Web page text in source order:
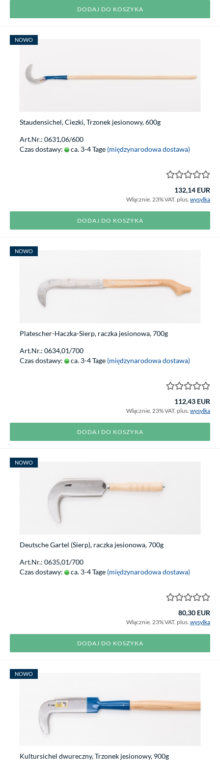
DODAJ DO KOSZYKA
NOWO
Staudensichel, Ciezki, Trzonek jesionowy, 600g
Art.Nr.: 0631,06/600
Czas dostawy:
ca. 3-4 Tage (międzynarodowa dostawa)
132,14 EUR
Włącznie. 23% VAT. plus. wysyłka
DODAJ DO KOSZYKA
NOWO
Platescher-Haczka-Sierp, raczka jesionowa, 700g
Art.Nr.: 0634,01/700
Czas dostawy:
ca. 3-4 Tage (międzynarodowa dostawa)
112,43 EUR
Włącznie. 23% VAT. plus. wysyłka
DODAJ DO KOSZYKA
NOWO
Deutsche Gartel (Sierp), raczka jesionowa, 700g
Art.Nr.: 0635,01/700
Czas dostawy:
ca. 3-4 Tage (międzynarodowa dostawa)
80,30 EUR
Włącznie. 23% VAT. plus. wysyłka
DODAJ DO KOSZYKA
NOWO
Kultursichel dwureczny, Trzonek jesionowy, 900g